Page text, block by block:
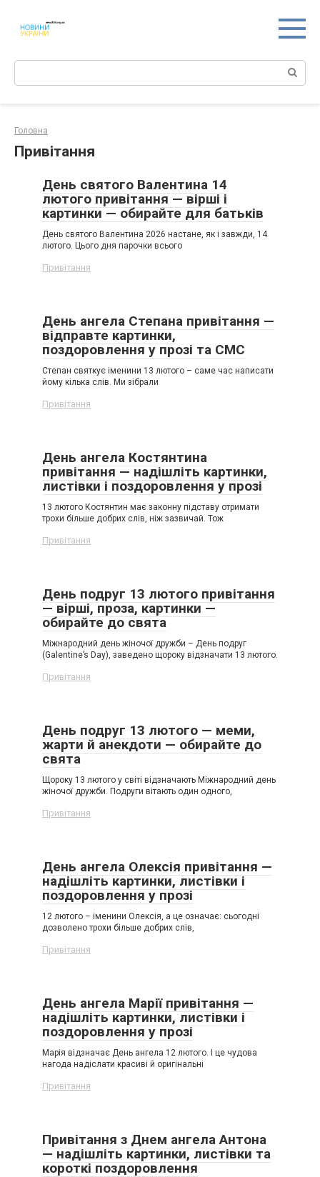
контенту
Поиск:
Головна
Привітання
День святого Валентина 14
лютого привітання — вірші і
картинки — обирайте для батьків
День святого Валентина 2026 настане, як і завжди, 14
лютого. Цього дня парочки всього
Привітання
День ангела Степана привітання —
відправте картинки,
поздоровлення у прозі та СМС
Степан святкує іменини 13 лютого – саме час написати
йому кілька слів. Ми зібрали
Привітання
День ангела Костянтина
привітання — надішліть картинки,
листівки і поздоровлення у прозі
13 лютого Костянтин має законну підставу отримати
трохи більше добрих слів, ніж зазвичай. Тож
Привітання
День подруг 13 лютого привітання
— вірші, проза, картинки —
обирайте до свята
Міжнародний день жіночої дружби – День подруг
(Galentine’s Day), заведено щороку відзначати 13 лютого.
Привітання
День подруг 13 лютого — меми,
жарти й анекдоти — обирайте до
свята
Щороку 13 лютого у світі відзначають Міжнародний день
жіночої дружби. Подруги вітають один одного,
Привітання
День ангела Олексія привітання —
надішліть картинки, листівки і
поздоровлення у прозі
12 лютого – іменини Олексія, а це означає: сьогодні
дозволено трохи більше добрих слів,
Привітання
День ангела Марії привітання —
надішліть картинки, листівки і
поздоровлення у прозі
Марія відзначає День ангела 12 лютого. І це чудова
нагода надіслати красиві й оригінальні
Привітання
Привітання з Днем ангела Антона
— надішліть картинки, листівки та
короткі поздоровлення